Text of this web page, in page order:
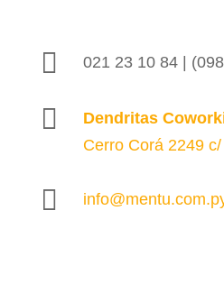
 021 23 10 84 |

Dendritas
Cerro Corá 2249
